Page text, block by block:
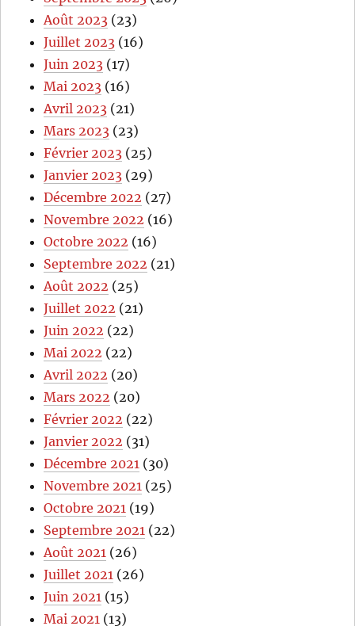
Août 2023 (23)
Juillet 2023 (16)
Juin 2023 (17)
Mai 2023 (16)
Avril 2023 (21)
Mars 2023 (23)
Février 2023 (25)
Janvier 2023 (29)
Décembre 2022 (27)
Novembre 2022 (16)
Octobre 2022 (16)
Septembre 2022 (21)
Août 2022 (25)
Juillet 2022 (21)
Juin 2022 (22)
Mai 2022 (22)
Avril 2022 (20)
Mars 2022 (20)
Février 2022 (22)
Janvier 2022 (31)
Décembre 2021 (30)
Novembre 2021 (25)
Octobre 2021 (19)
Septembre 2021 (22)
Août 2021 (26)
Juillet 2021 (26)
Juin 2021 (15)
Mai 2021 (13)